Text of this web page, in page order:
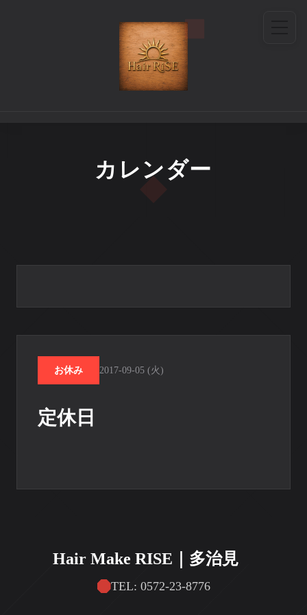
カレンダー
お休み 2017-09-05 (火)
定休日
Hair Make RISE｜多治見
TEL: 0572-23-8776